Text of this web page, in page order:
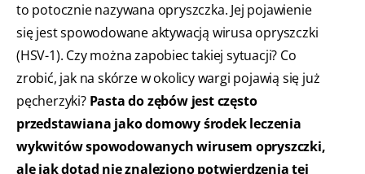
to potocznie nazywana opryszczka. Jej pojawienie
się jest spowodowane aktywacją wirusa opryszczki
(HSV-1). Czy można zapobiec takiej sytuacji? Co
zrobić, jak na skórze w okolicy wargi pojawią się już
pęcherzyki? Pasta do zębów jest często
przedstawiana jako domowy środek leczenia
wykwitów spowodowanych wirusem opryszczki,
ale jak dotąd nie znaleziono potwierdzenia tej